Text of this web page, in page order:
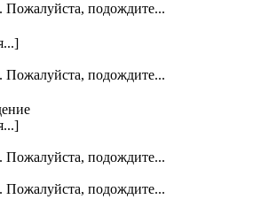
Пожалуйста, подождите...
Пожалуйста, подождите...
Пожалуйста, подождите...
Пожалуйста, подождите...